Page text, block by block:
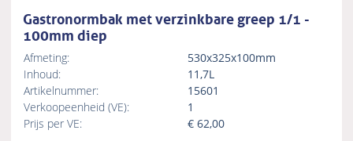
Gastronormbak met verzinkbare greep 1/1 -
100mm diep
Afmeting:
530x325x100mm
Inhoud:
11,7L
Artikelnummer:
15601
Verkoopeenheid (VE):
1
Prijs per VE:
€62,00